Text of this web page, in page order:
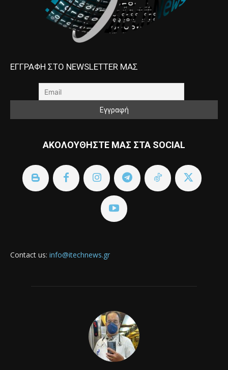
ΕΓΓΡΑΦΗ ΣΤΟ NEWSLETTER ΜΑΣ
ΑΚΟΛΟΥΘΗΣΤΕ ΜΑΣ ΣΤΑ SOCIAL
Contact us: info@itechnews.gr